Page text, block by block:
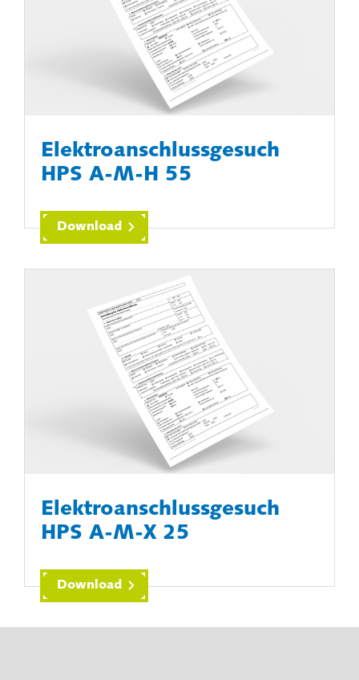
Elektroanschlussgesuch
HPS A-M-H 55
Download
Elektroanschlussgesuch
HPS A-M-X 25
Download